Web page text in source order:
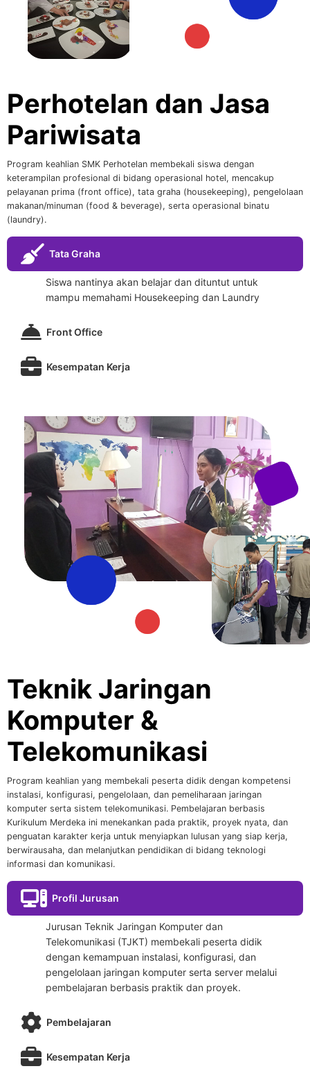
Perhotelan dan Jasa
Pariwisata
Program keahlian SMK Perhotelan membekali siswa dengan
keterampilan profesional di bidang operasional hotel, mencakup
pelayanan prima (front office), tata graha (housekeeping), pengelolaan
makanan/minuman (food & beverage), serta operasional binatu
(laundry).
Tata Graha
Siswa nantinya akan belajar dan dituntut untuk
mampu memahami Housekeeping dan Laundry
Front Office
Kesempatan Kerja
Teknik Jaringan
Komputer &
Telekomunikasi
Program keahlian yang membekali peserta didik dengan kompetensi
instalasi, konfigurasi, pengelolaan, dan pemeliharaan jaringan
komputer serta sistem telekomunikasi. Pembelajaran berbasis
Kurikulum Merdeka ini menekankan pada praktik, proyek nyata, dan
penguatan karakter kerja untuk menyiapkan lulusan yang siap kerja,
berwirausaha, dan melanjutkan pendidikan di bidang teknologi
informasi dan komunikasi.
Profil Jurusan
Jurusan Teknik Jaringan Komputer dan
Telekomunikasi (TJKT) membekali peserta didik
dengan kemampuan instalasi, konfigurasi, dan
pengelolaan jaringan komputer serta server melalui
pembelajaran berbasis praktik dan proyek.
Pembelajaran
Kesempatan Kerja